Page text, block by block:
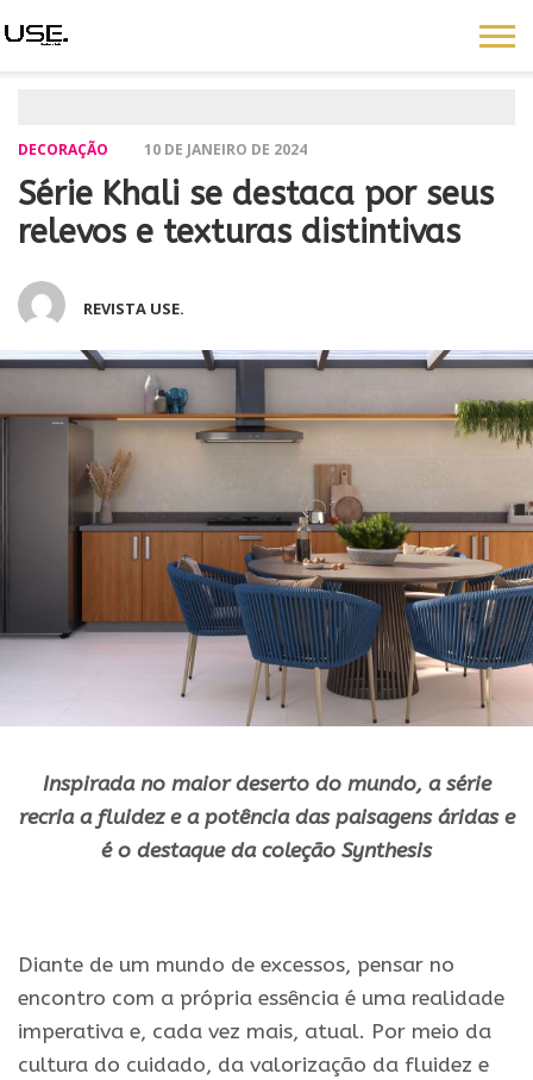
DECORAÇÃO 10 DE JANEIRO DE 2024
Série Khali se destaca por seus
relevos e texturas distintivas
REVISTA USE.
Inspirada no maior deserto do mundo, a série
recria a fluidezea potência das paisagens áridase
é o destaque da coleção Synthesis
Diante de um mundo de excessos, pensar no
encontro com a própria essência é uma realidade
imperativa e, cada vez mais, atual. Por meio da
cultura do cuidado, da valorização da fluidez e